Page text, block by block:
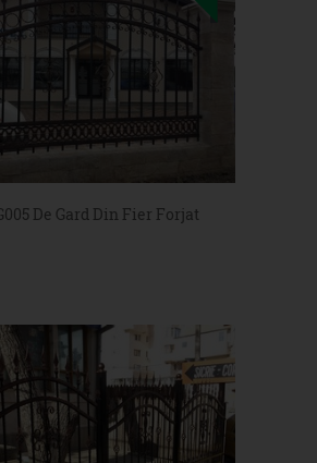
De Gard Din Fier Forjat